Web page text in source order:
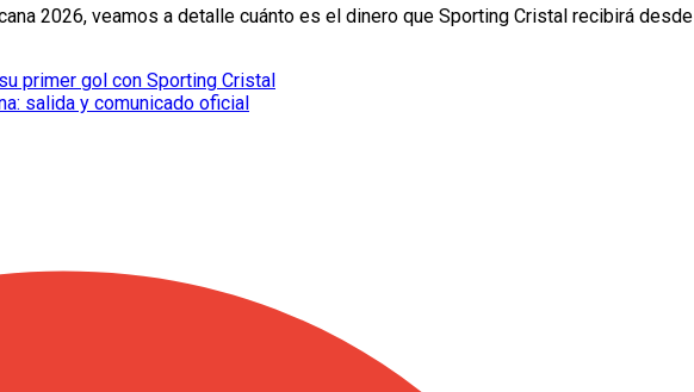
2026, veamos a detalle cuánto es el dinero que Sporting Cristal recibirá desde
primer gol con Sporting Cristal
salida y comunicado oficial